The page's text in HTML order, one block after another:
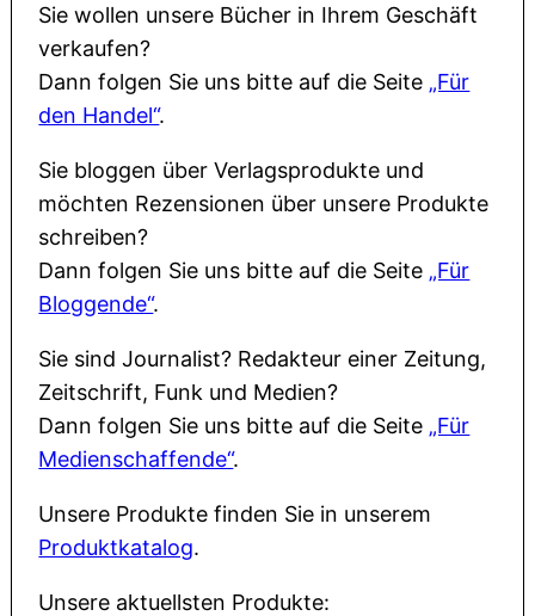
Sie wollen unsere Bücher in Ihrem Geschäft
verkaufen?
Dann folgen Sie uns bitte auf die Seite „Für
den Handel“.
Sie bloggen über Verlagsprodukte und
möchten Rezensionen über unsere Produkte
schreiben?
Dann folgen Sie uns bitte auf die Seite „Für
Bloggende“.
Sie sind Journalist? Redakteur einer Zeitung,
Zeitschrift, Funk und Medien?
Dann folgen Sie uns bitte auf die Seite „Für
Medienschaffende“.
Unsere Produkte finden Sie in unserem
Produktkatalog.
Unsere aktuellsten Produkte: